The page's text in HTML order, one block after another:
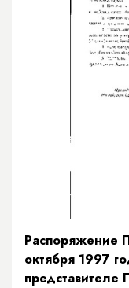
Распоряжение
октября 1997
представителе